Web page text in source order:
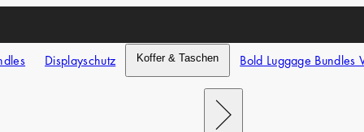
Displayschutz Koffer & Taschen Bold Luggage Bundles
Nach